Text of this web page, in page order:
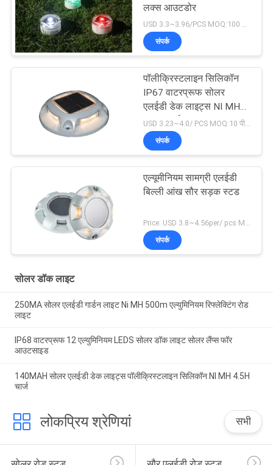
लक्स आउटडोर
USD 3.3~3.96/PCS MOQ:100 पीसी
संपर्क
पॉलीक्रिस्टलाइन सिलिकॉन
IP67 वाटरप्रूफ सोलर
एलईडी डेक लाइट्स NI MH
4.5H चार्ज
संपर्क
एल्यूमीनियम सामग्री एलईडी
बिल्ली आंख सौर सड़क स्टड
संपर्क
सोलर डॉक लाइट
250MA सोलर एलईडी गार्डन लाइट Ni MH 500m एल्युमिनियम रिफ्लेक्टिंग रोड
लाइट
IP68 वाटरप्रूफ 12 एल्युमिनियम LEDS सोलर डॉक लाइट सोलर लैंप्स फॉर
आउटसाइड
140MAH सोलर एलईडी डेक लाइट्स पॉलीक्रिस्टलाइन सिलिकॉन NI MH 4.5H
चार्ज
लोकप्रिय श्रेणियां सभी